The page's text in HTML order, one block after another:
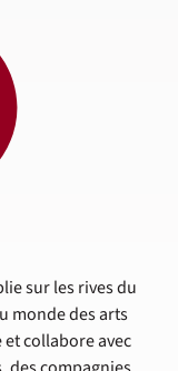
sur les rives du
monde des arts
et collabore avec